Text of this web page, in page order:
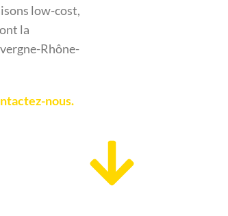
low-cost,
la
Rhône-
nous.